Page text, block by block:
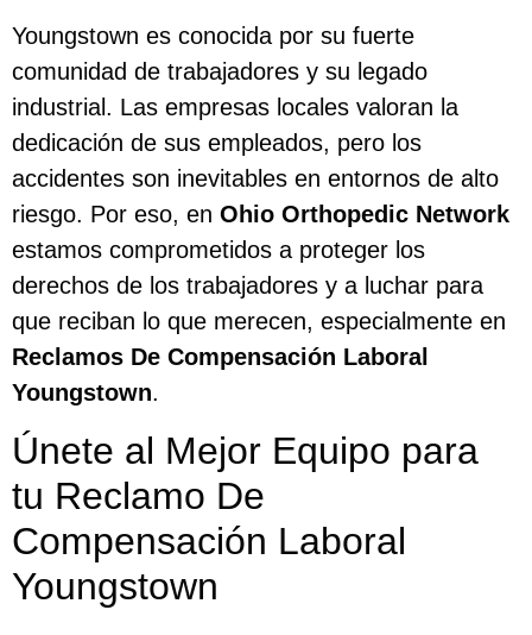
Youngstown es conocida por su fuerte
comunidad de trabajadores y su legado
industrial. Las empresas locales valoran la
dedicación de sus empleados, pero los
accidentes son inevitables en entornos de alto
riesgo. Por eso, en Ohio Orthopedic Network
estamos comprometidos a proteger los
derechos de los trabajadores y a luchar para
que reciban lo que merecen, especialmente en
Reclamos De Compensación Laboral
Youngstown.
Únete al Mejor Equipo para
tu Reclamo De
Compensación Laboral
Youngstown